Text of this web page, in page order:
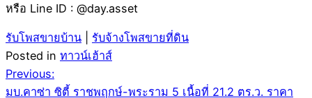
หรือ Line ID : @day.asset
รับโพสขายบ้าน
รับจ้างโพสขายที่ดิน
Posted in ทาวน์เฮ้าส์
Post
Previous:
มบ.คาซ่า ซิตี้ ราชพฤกษ์-พระราม 5 เนื้อที่ 21.2 ตร.ว. ราคา